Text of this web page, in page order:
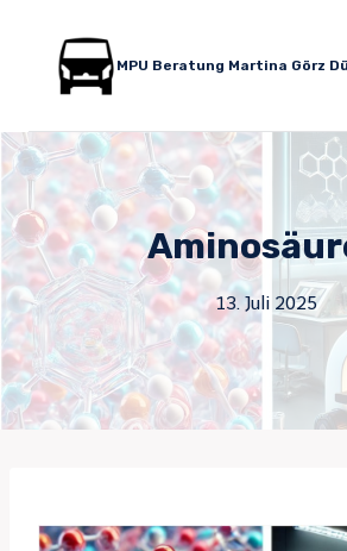
springen
MPU Beratung Martina Görz
13. Juli 2025